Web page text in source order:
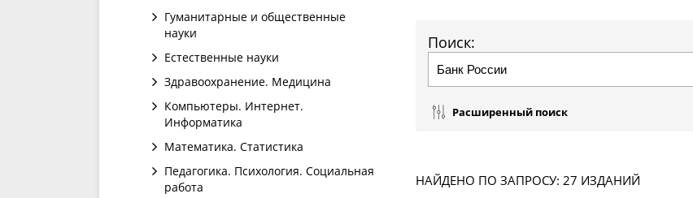
Гуманитарные и общественные
науки
Естественные науки
Здравоохранение. Медицина
Компьютеры. Интернет.
Информатика
Математика. Статистика
Педагогика. Психология. Социальная
работа
Поиск:
Расширенный поиск
НАЙДЕНО ПО ЗАПРОСУ: 27 ИЗДАНИЙ